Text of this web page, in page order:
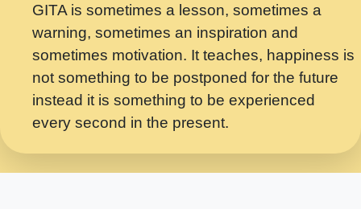
यह हसरत तलब ह नकज कमर Yahi Hasraten
Talab Hai Bhav Pravah #bhajan.mp3
लडल ज बल ल क ज न लग Sadhvi Purnima Ji
7.9.2021 जवल नगर दलल #बसर.mp3
सख भ मझ पयर ह दख भ मझ पयर ह!छड म कस दत
सपरहट भजन 2021 - तर अखय ह जद भर बहर ज म
GITA is sometimes a lesson, sometimes a
warning, sometimes an inspiration and
sometimes motivation. It teaches, happiness is
not something to be postponed for the future
instead it is something to be experienced
every second in the present.